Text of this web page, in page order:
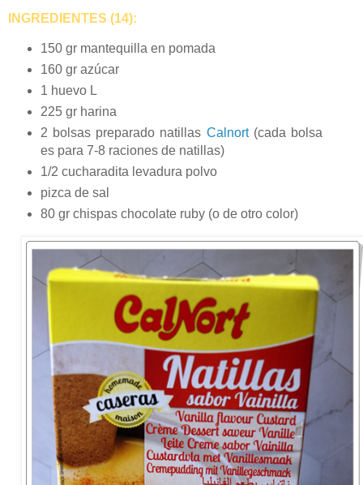
INGREDIENTES (14):
150 gr mantequilla en pomada
160 gr azúcar
1 huevo L
225 gr harina
2 bolsas preparado natillas Calnort(cada bolsa
es para 7-8 raciones de natillas)
1/2 cucharadita levadura polvo
pizca de sal
80 gr chispas chocolate ruby (o de otro color)